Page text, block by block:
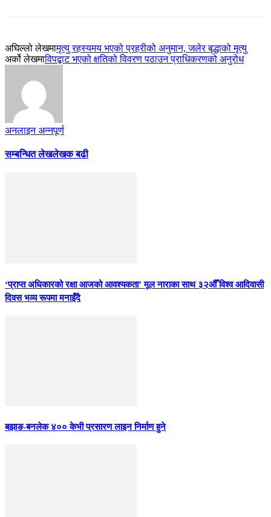
अघिल्लो लेखमामृत्यु रहस्यमय भएको प्रहरीको अनुमान, जलेर बृद्धाको मृत्यु
अर्को लेखमाविपद्बाट भएको क्षतिको विवरण पठाउन प्राधिकरणको अनुरोध
अनलाइन अन्नपूर्ण
सम्बन्धित लेखलेखक बढी
‘प्राप्त अधिकारको रक्षा आजको आवश्यकता’ मूल नाराका साथ ३२औँ विश्व आदिवासी
दिवस भव्य रूपमा मनाइँदै
बझाङ-बनलेक ४०० केभी प्रसारण लाइन निर्माण हुने